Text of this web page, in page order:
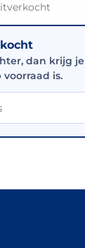
dan krijg
is.